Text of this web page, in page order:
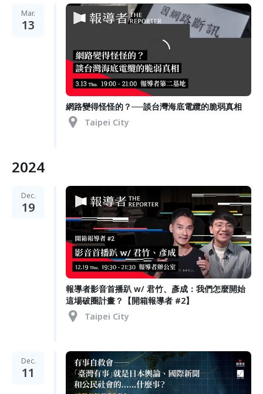
Mar.
13
網路變得怪怪的？──談台灣海底電纜的脆弱真相
Taipei City
2024
Dec.
19
報導者影音首播趴 w/ 君竹、彥成：我們怎麼開始
這場破圈計畫？【開箱報導者 #2】
Taipei City
Dec.
11